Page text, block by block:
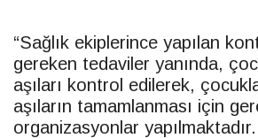
“Sağlık ekiplerince yapılan
gereken tedaviler yanında,
aşıları kontrol edilerek,
aşıların tamamlanması için
organizasyonlar yapılmaktadır.